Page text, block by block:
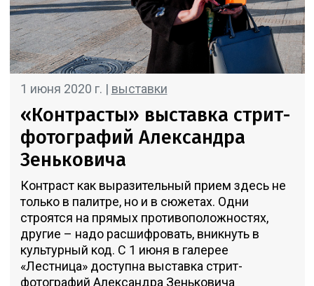
1 июня 2020 г. | выставки
«Контрасты» выставка стрит-
фотографий Александра
Зеньковича
Контраст как выразительный прием здесь не
только в палитре, но и в сюжетах. Одни
строятся на прямых противоположностях,
другие – надо расшифровать, вникнуть в
культурный код. С 1 июня в галерее
«Лестница» доступна выставка стрит-
фотографий Александра Зеньковича